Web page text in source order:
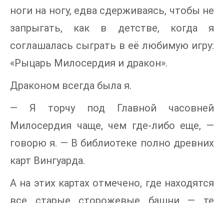
ноги на ногу, едва сдерживаясь, чтобы не
запрыгать, как в детстве, когда я
соглашалась сыграть в её любимую игру:
«Рыцарь Милосердия и дракон».
Драконом всегда была я.
— Я торчу под Главной часовней
Милосердия чаще, чем где-либо еще, —
говорю я. — В библиотеке полно древних
карт Вингуарда.
А на этих картах отмечено, где находятся
все старые сторожевые башни — те